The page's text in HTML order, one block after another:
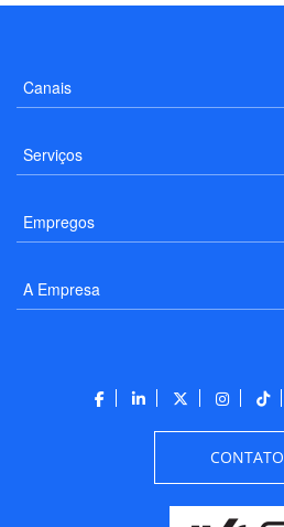
Canais
Serviços
Empregos
A Empresa
CONTATO